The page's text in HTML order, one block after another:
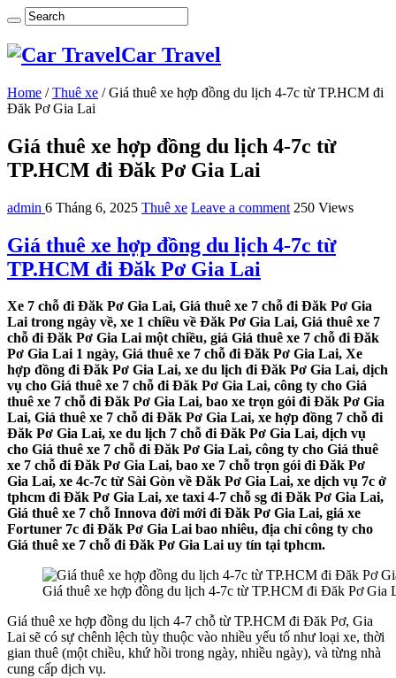
Car Travel
Home / Thuê xe / Giá thuê xe hợp đồng du lịch 4-7c từ TP.HCM đi
Đăk Pơ Gia Lai
Giá thuê xe hợp đồng du lịch 4-7c từ
TP.HCM đi Đăk Pơ Gia Lai
admin 6 Tháng 6, 2025 Thuê xe Leave a comment 250 Views
Giá thuê xe hợp đồng du lịch 4-7c từ
TP.HCM đi Đăk Pơ Gia Lai
Xe 7 chỗ đi Đăk Pơ Gia Lai, Giá thuê xe 7 chỗ đi Đăk Pơ Gia
Lai trong ngày về, xe 1 chiều về Đăk Pơ Gia Lai, Giá thuê xe 7
chỗ đi Đăk Pơ Gia Lai một chiều, giá Giá thuê xe 7 chỗ đi Đăk
Pơ Gia Lai 1 ngày, Giá thuê xe 7 chỗ đi Đăk Pơ Gia Lai, Xe
hợp đồng đi Đăk Pơ Gia Lai, xe du lịch đi Đăk Pơ Gia Lai, dịch
vụ cho Giá thuê xe 7 chỗ đi Đăk Pơ Gia Lai, công ty cho Giá
thuê xe 7 chỗ đi Đăk Pơ Gia Lai, bao xe trọn gói đi Đăk Pơ Gia
Lai, Giá thuê xe 7 chỗ đi Đăk Pơ Gia Lai, xe hợp đồng 7 chỗ đi
Đăk Pơ Gia Lai, xe du lịch 7 chỗ đi Đăk Pơ Gia Lai, dịch vụ
cho Giá thuê xe 7 chỗ đi Đăk Pơ Gia Lai, công ty cho Giá thuê
xe 7 chỗ đi Đăk Pơ Gia Lai, bao xe 7 chỗ trọn gói đi Đăk Pơ
Gia Lai, xe 4c-7c từ Sài Gòn về Đăk Pơ Gia Lai, xe dịch vụ 7c ở
tphcm đi Đăk Pơ Gia Lai, xe taxi 4-7 chỗ sg đi Đăk Pơ Gia Lai,
Giá thuê xe 7 chỗ Innova đời mới đi Đăk Pơ Gia Lai, giá xe
Fortuner 7c đi Đăk Pơ Gia Lai bao nhiêu, địa chỉ công ty cho
Giá thuê xe 7 chỗ đi Đăk Pơ Gia Lai uy tín tại tphcm.
Giá thuê xe hợp đồng du lịch 4-7c từ TP.HCM đi Đăk Pơ Gia
Giá thuê xe hợp đồng du lịch 4-7 chỗ từ TP.HCM đi Đăk Pơ, Gia
Lai sẽ có sự chênh lệch tùy thuộc vào nhiều yếu tố như loại xe, thời
gian thuê (một chiều, khứ hồi trong ngày, nhiều ngày), và từng nhà
cung cấp dịch vụ.